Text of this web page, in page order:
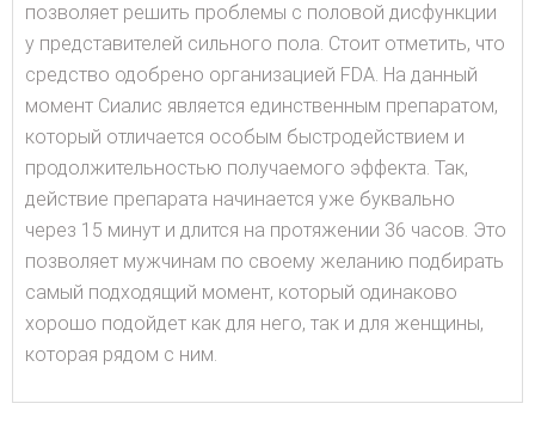
позволяет решить проблемы с половой дисфункции
у представителей сильного пола. Стоит отметить, что
средство одобрено организацией FDA. На данный
момент Сиалис является единственным препаратом,
который отличается особым быстродействием и
продолжительностью получаемого эффекта. Так,
действие препарата начинается уже буквально
через 15 минут и длится на протяжении 36 часов. Это
позволяет мужчинам по своему желанию подбирать
самый подходящий момент, который одинаково
хорошо подойдет как для него, так и для женщины,
которая рядом с ним.